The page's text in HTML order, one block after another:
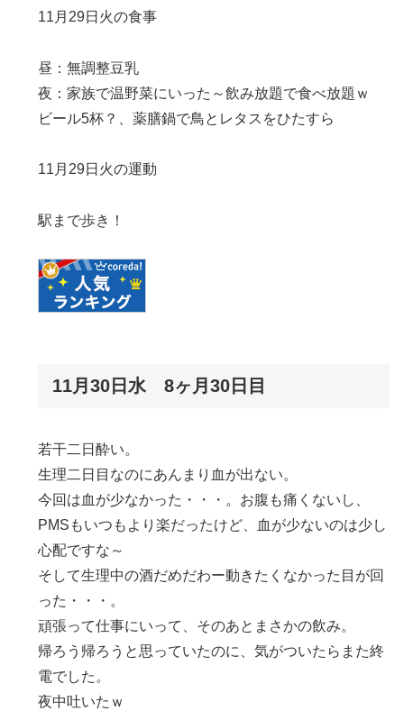
11月29日火の食事
昼：無調整豆乳
夜：家族で温野菜にいった～飲み放題で食べ放題ｗ
ビール5杯？、薬膳鍋で鳥とレタスをひたすら
11月29日火の運動
駅まで歩き！
11月30日水 8ヶ月30日目
若干二日酔い。
生理二日目なのにあんまり血が出ない。
今回は血が少なかった・・・。お腹も痛くないし、
PMSもいつもより楽だったけど、血が少ないのは少し
心配ですな～
そして生理中の酒だめだわー動きたくなかった目が回
った・・・。
頑張って仕事にいって、そのあとまさかの飲み。
帰ろう帰ろうと思っていたのに、気がついたらまた終
電でした。
夜中吐いたｗ